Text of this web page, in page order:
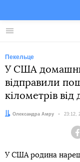
Меню
Пекельце
У США
відправили
кілометрів від
Автор:
Олександра Амру Дата:
23:12,
У США родина